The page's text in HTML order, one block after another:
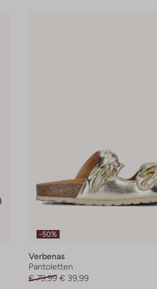
-50%
Verbenas
Pantoletten
€ 79,99 € 39,99